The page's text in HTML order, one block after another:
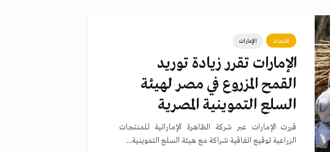
اقتصاد الإمارات
الإمارات تقرر زيادة توريد
القمح المزروع في مصر لهيئة
السلع التموينية المصرية
قررت الإمارات عبر شركة الظاهرة الإماراتية للمنتجات
الزراعية توقيع اتفاقية شراكة مع هيئة السلع التموينية...